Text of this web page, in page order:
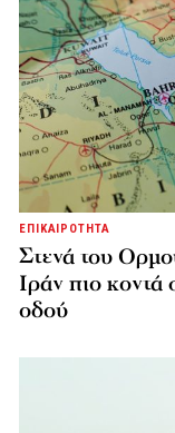
ΕΠΙΚΑΙΡΟΤΗΤΑ
Στενά του
Ιράν πιο κοντά
οδού